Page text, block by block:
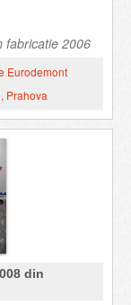
fabricatie 2006
Eurodemont
Prahova
din